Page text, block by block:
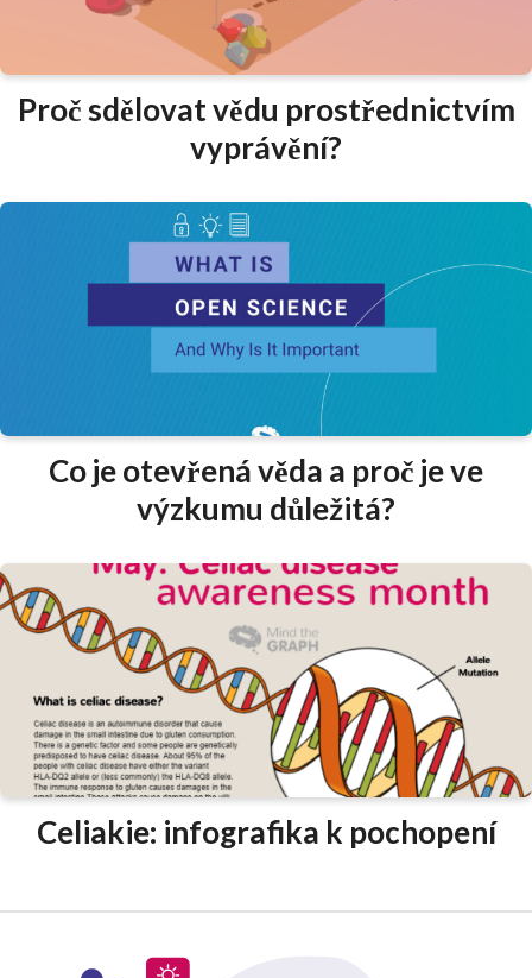
Proč sdělovat vědu prostřednictvím
vyprávění?
Co je otevřená věda a proč je ve
výzkumu důležitá?
Celiakie: infografika k pochopení